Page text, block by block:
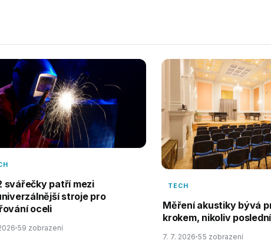
svářečky patří mezi
stroje pro
oceli
59 zobrazení
TECH
Měření akustiky bývá
krokem, nikoliv
7. 7. 2026 55 zobrazení